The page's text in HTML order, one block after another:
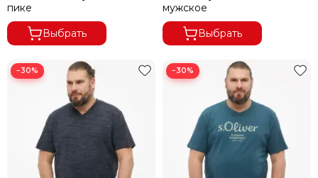
пике
Выбрать
мужское
Выбрать
−30% −30%